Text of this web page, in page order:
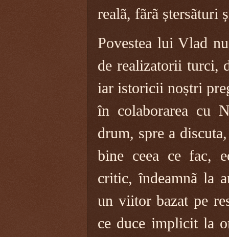
realã, fãrã
Povestea lui Vlad
de realizatorii turci,
iar istoricii noștri
în colaborarea cu
drum, spre a
bine ceea ce fac,
critic, îndeamnã la
un viitor bazat pe
ce duce implicit la